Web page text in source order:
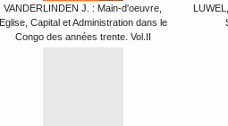
VANDERLINDEN J. : Main-d'oeuvre,
Eglise, Capital et Administration dans le
Congo des années trente. Vol.II